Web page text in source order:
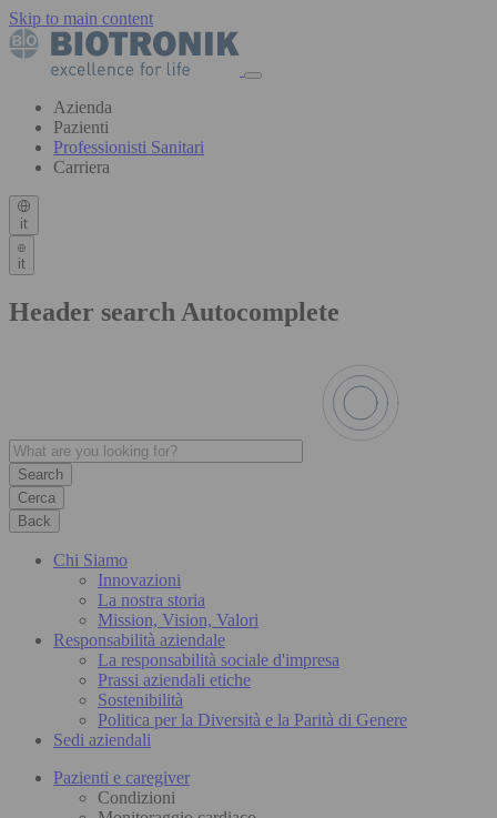
Skip to main content
Azienda
Pazienti
Professionisti Sanitari
Carriera
it
it
Header search Autocomplete
Cerca
Back
Chi Siamo
Innovazioni
La nostra storia
Mission, Vision, Valori
Responsabilità aziendale
La responsabilità sociale d'impresa
Prassi aziendali etiche
Sostenibilità
Politica per la Diversità e la Parità di Genere
Sedi aziendali
Pazienti e caregiver
Condizioni